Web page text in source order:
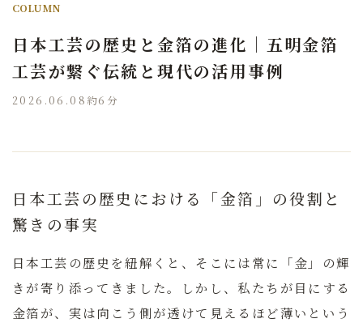
COLUMN
日本工芸の歴史と金箔の進化｜五明金箔
工芸が繋ぐ伝統と現代の活用事例
2026.06.08 約6分
日本工芸の歴史における「金箔」の役割と
驚きの事実
日本工芸の歴史を紐解くと、そこには常に「金」の輝
きが寄り添ってきました。しかし、私たちが目にする
金箔が、実は向こう側が透けて見えるほど薄い という